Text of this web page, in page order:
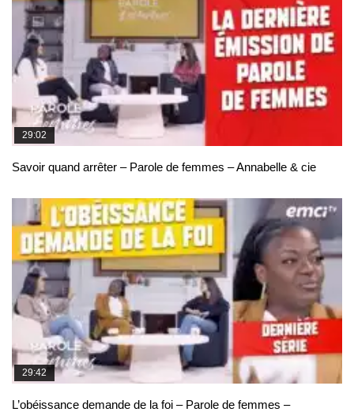
29:02
Savoir quand arrêter – Parole de femmes – Annabelle & cie
29:42
L’obéissance demande de la foi – Parole de femmes –